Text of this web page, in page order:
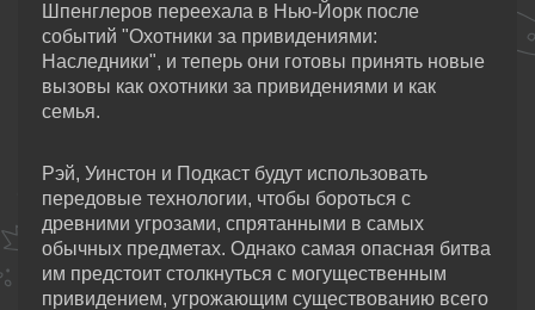
Шпенглеров переехала в Нью-Йорк после
событий "Охотники за привидениями:
Наследники", и теперь они готовы принять новые
вызовы как охотники за привидениями и как
семья.
Рэй, Уинстон и Подкаст будут использовать
передовые технологии, чтобы бороться с
древними угрозами, спрятанными в самых
обычных предметах. Однако самая опасная битва
им предстоит столкнуться с могущественным
привидением, угрожающим существованию всего